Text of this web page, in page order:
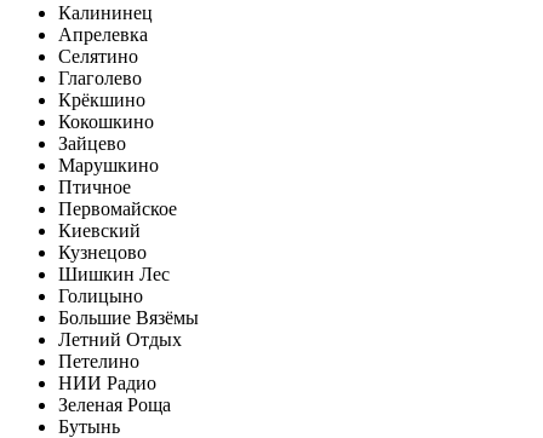
Калининец
Апрелевка
Селятино
Глаголево
Крёкшино
Кокошкино
Зайцево
Марушкино
Птичное
Первомайское
Киевский
Кузнецово
Шишкин Лес
Голицыно
Большие Вязёмы
Летний Отдых
Петелино
НИИ Радио
Зеленая Роща
Бутынь